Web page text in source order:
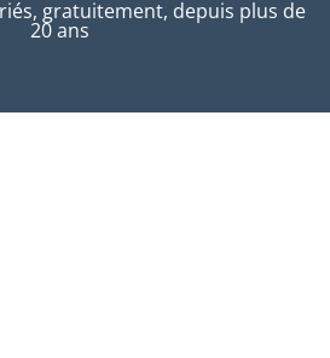
gratuitement, depuis plus de
20 ans